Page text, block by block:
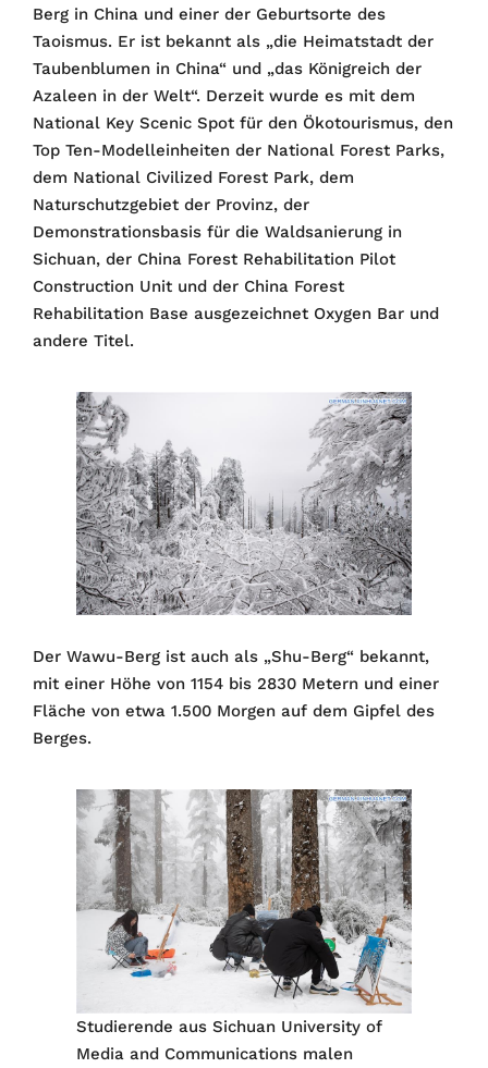
Berg in China und einer der Geburtsorte des
Taoismus. Er ist bekannt als „die Heimatstadt der
Taubenblumen in China“ und „das Königreich der
Azaleen in der Welt“. Derzeit wurde es mit dem
National Key Scenic Spot für den Ökotourismus, den
Top Ten-Modelleinheiten der National Forest Parks,
dem National Civilized Forest Park, dem
Naturschutzgebiet der Provinz, der
Demonstrationsbasis für die Waldsanierung in
Sichuan, der China Forest Rehabilitation Pilot
Construction Unit und der China Forest
Rehabilitation Base ausgezeichnet Oxygen Bar und
andere Titel.
Der Wawu-Berg ist auch als „Shu-Berg“ bekannt,
mit einer Höhe von 1154 bis 2830 Metern und einer
Fläche von etwa 1.500 Morgen auf dem Gipfel des
Berges.
Studierende aus Sichuan University of
Media and Communications malen